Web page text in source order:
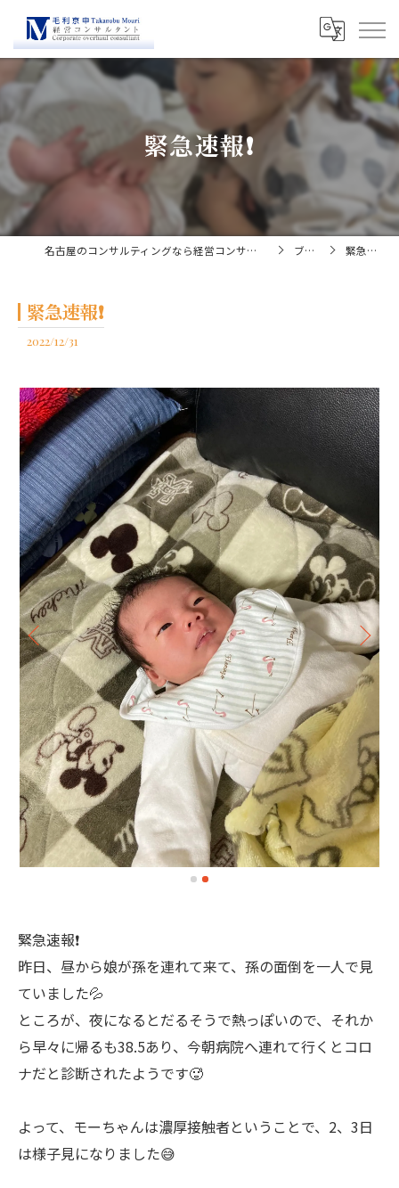
緊急速報❗️
名古屋のコンサルティングなら経営コンサルタント毛利京申 ブログ 緊急速報❗️
緊急速報❗️
2022/12/31
緊急速報❗️
昨日、昼から娘が孫を連れて来て、孫の面倒を一人で見
ていました💦
ところが、夜になるとだるそうで熱っぽいので、それか
ら早々に帰るも38.5あり、今朝病院へ連れて行くとコロ
ナだと診断されたようです🥵
よって、モーちゃんは濃厚接触者ということで、2、3日
は様子見になりました😅